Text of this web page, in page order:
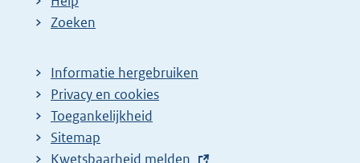
Zoeken
Informatie hergebruiken
Privacy en cookies
Toegankelijkheid
Sitemap
E
Kwetsbaarheid melden